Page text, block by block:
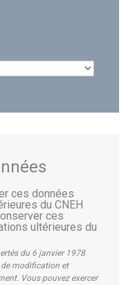
ces données
du CNEH
ces
ultérieures du
du 6 janvier 1978
de modification et
Vous pouvez exercer